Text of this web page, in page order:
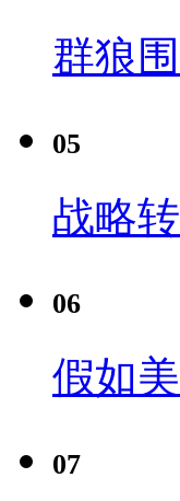
群狼
05
战略
06
假如
07